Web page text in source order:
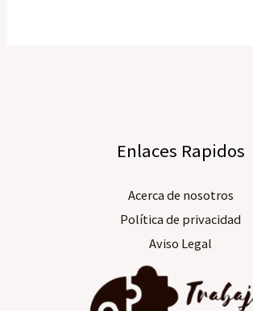
Enlaces Rapidos
Acerca de nosotros​
Política de privacidad
Aviso Legal